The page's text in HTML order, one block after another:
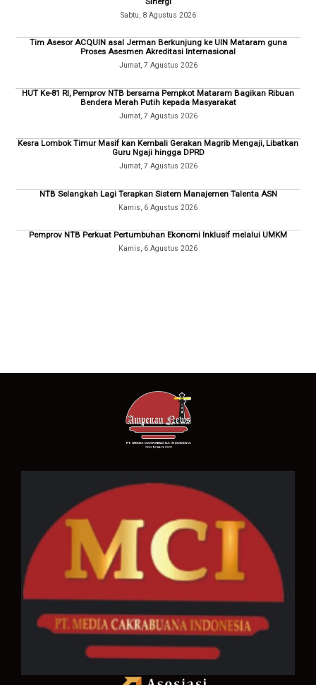
Sabtu, 8 Agustus 2026
Tim Asesor ACQUIN asal Jerman Berkunjung ke UIN Mataram guna
Proses Asesmen Akreditasi Internasional
Jumat, 7 Agustus 2026
HUT Ke-81 RI, Pemprov NTB bersama Pempkot Mataram Bagikan Ribuan
Bendera Merah Putih kepada Masyarakat
Jumat, 7 Agustus 2026
Kesra Lombok Timur Masif kan Kembali Gerakan Magrib Mengaji, Libatkan
Guru Ngaji hingga DPRD
Jumat, 7 Agustus 2026
NTB Selangkah Lagi Terapkan Sistem Manajemen Talenta ASN
Kamis, 6 Agustus 2026
Pemprov NTB Perkuat Pertumbuhan Ekonomi Inklusif melalui UMKM
Kamis, 6 Agustus 2026